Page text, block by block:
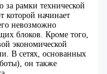
за рамки технической
которой начинает
невозможно
блоков. Кроме того,
экономической
В сетях, основанных
он также